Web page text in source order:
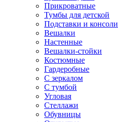
Прикроватные
Тумбы для детской
Подставки и консоли
Вешалки
Настенные
Вешалки-стойки
Костюмные
Гардеробные
С зеркалом
С тумбой
Угловая
Стеллажи
Обувницы